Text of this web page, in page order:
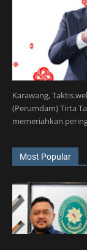
Karawang,
(Perumdam) Tirta
memeriahkan
Most Popular